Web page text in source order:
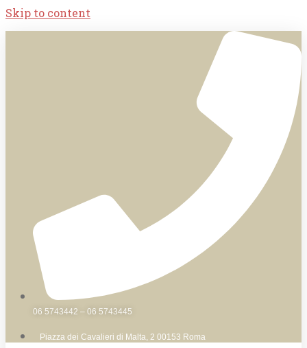
Skip to content
06 5743442 – 06 5743445
Piazza dei Cavalieri di Malta, 2 00153 Roma